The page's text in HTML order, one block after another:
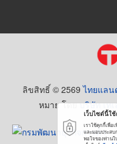
ลิขสิทธิ์ © 2569ไทยแลน
หมาย โดยบริษัท เท
เว็บไซต์นี้ใ
เราใช้คุกกี้เพื่อ
และมอบประส
พอใจของท่านใ